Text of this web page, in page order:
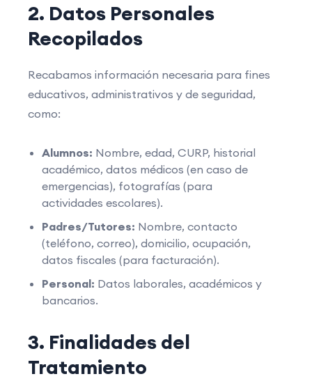
2. Datos Personales
Recopilados
Recabamos información necesaria para fines
educativos, administrativos y de seguridad,
como:
Alumnos: Nombre, edad, CURP, historial
académico, datos médicos (en caso de
emergencias), fotografías (para
actividades escolares).
Padres/Tutores: Nombre, contacto
(teléfono, correo), domicilio, ocupación,
datos fiscales (para facturación).
Personal: Datos laborales, académicos y
bancarios.
3. Finalidades del
Tratamiento